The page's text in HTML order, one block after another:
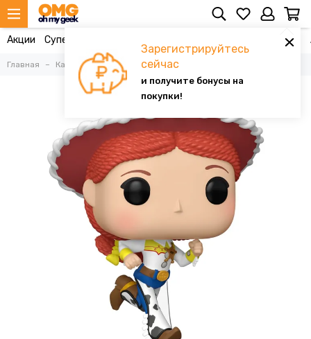
Зарегистрируйтесь
сейчас
и получите бонусы на
покупки!
Акции Супергероика ▼ Мультфильмы ▼
Главная Каталог Фигурки Фигурки Funko Pop